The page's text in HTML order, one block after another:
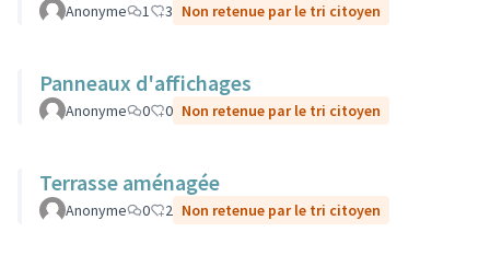
Anonyme 1 3 Non retenue par le tri citoyen
Panneaux d'affichages
Anonyme 0 0 Non retenue par le tri citoyen
Terrasse aménagée
Anonyme 0 2 Non retenue par le tri citoyen